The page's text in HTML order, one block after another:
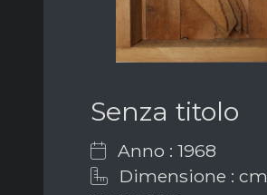
Senza titolo
Anno : 1968
Dimensione : cm